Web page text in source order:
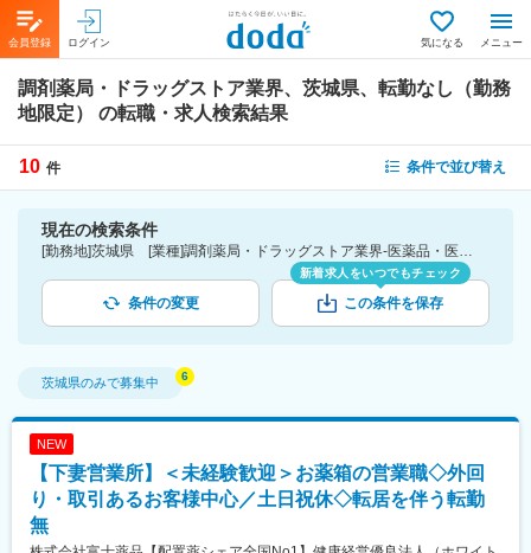
会員登録 ログイン 気になる メニュー
調剤薬局・ドラッグストア業界、茨城県、転勤なし（勤務
地限定）
の転職・求人検索結果
10 件 条件で並び替え
現在の検索条件
[勤務地]茨城県 [業種]調剤薬局・ドラッグストア業界-医薬品・医療機器・ライフサイエンス・医療系サービス [こだわり条件ピックアップ]転勤なし（勤務地限定） [詳細条件](募集・採用情報)転勤なし（勤務地限定）
条件の変更
新着求人をいつでもチェック
この条件を保存
茨城県のみで募集中
NEW
【下妻営業所】＜未経験歓迎＞お薬箱の営業職◇外回
り・取引あるお客様中心／土日祝休◇転居を伴う転勤
無